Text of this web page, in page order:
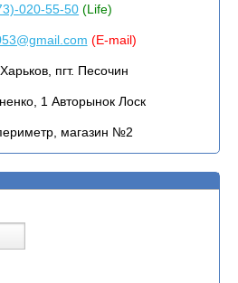
020-55-50 (Life)
(E-mail)
Харьков, пгт. Песочин
1 Авторынок Лоск
магазин №2